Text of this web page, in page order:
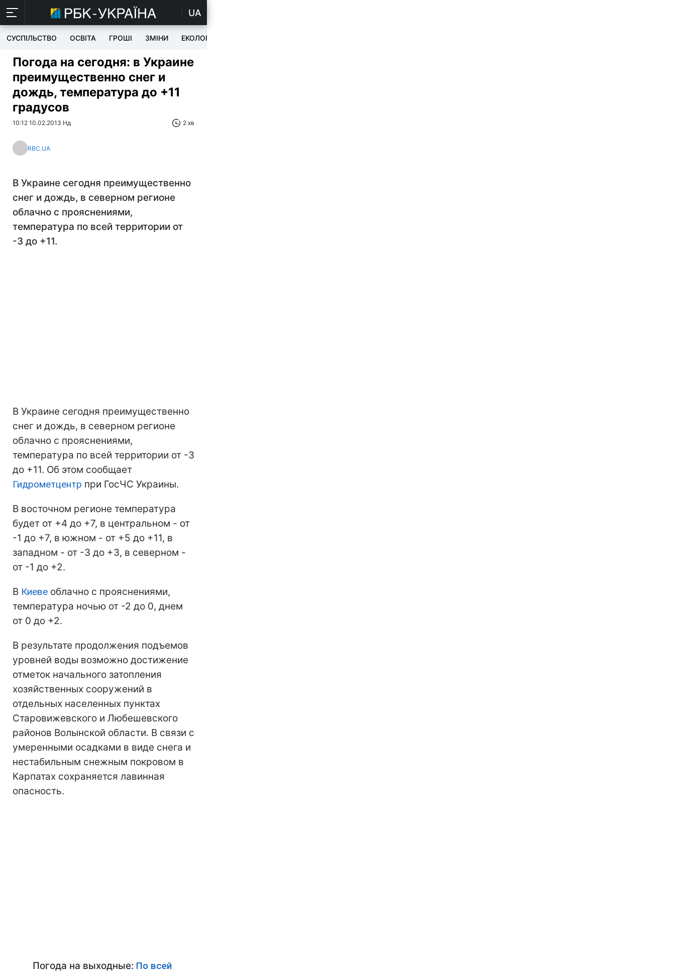
UA
СУСПІЛЬСТВО ОСВІТА ГРОШІ ЗМІНИ ЕКОЛОГІЯ
Погода на сегодня: в Украине
преимущественно снег и
дождь, температура до +11
градусов
10:12 10.02.2013 Нд 2 хв
RBC.UA
В Украине сегодня преимущественно
снег и дождь, в северном регионе
облачно с прояснениями,
температура по всей территории от
-3 до +11.
В Украине сегодня преимущественно
снег и дождь, в северном регионе
облачно с прояснениями,
температура по всей территории от -3
до +11. Об этом сообщает
Гидрометцентр при ГосЧС Украины.
В восточном регионе температура
будет от +4 до +7, в центральном - от
-1 до +7, в южном - от +5 до +11, в
западном - от -3 до +3, в северном -
от -1 до +2.
В Киеве облачно с прояснениями,
температура ночью от -2 до 0, днем
от 0 до +2.
В результате продолжения подъемов
уровней воды возможно достижение
отметок начального затопления
хозяйственных сооружений в
отдельных населенных пунктах
Старовижевского и Любешевского
районов Волынской области. В связи с
умеренными осадками в виде снега и
нестабильным снежным покровом в
Карпатах сохраняется лавинная
опасность.
Погода на выходные: По всей